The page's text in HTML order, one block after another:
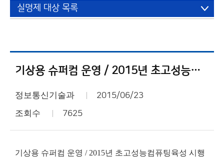
실명제 대상 목록
기상용 슈퍼컴 운영 / 2015년 초고성능컴퓨팅육성 시행계획
정보통신기술과 2015/06/23
조회수 7625
기상용 슈퍼컴 운영 / 2015년 초고성능컴퓨팅육성 시행